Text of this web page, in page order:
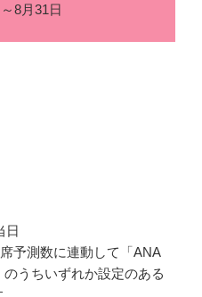
8月31日
日
予測数に連動して「ANA
うちいずれか設定のある